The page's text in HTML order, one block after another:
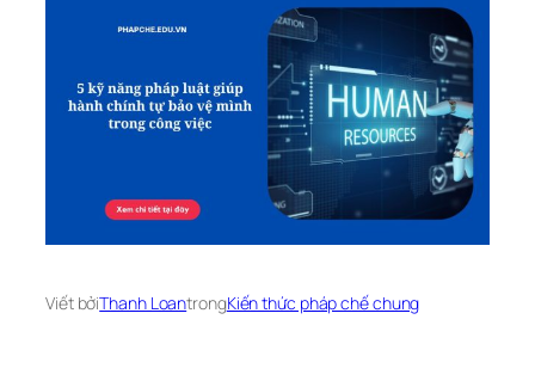
Viết bởiThanh LoantrongKiến thức pháp chế chung